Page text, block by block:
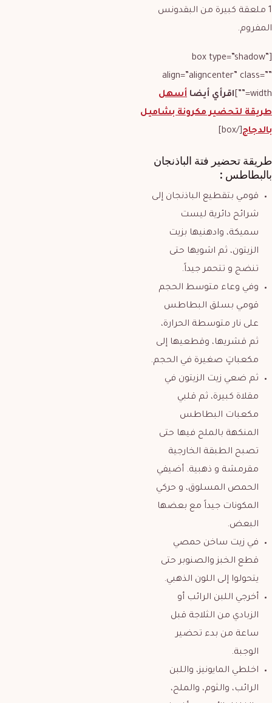
1 ملعقة كبيرة من البقدونس
المفروم.
[box type=”shadow”
align=”aligncenter” class=””
width=””]
اقرأي أيضا أسهل
طريقة لتحضير مكرونة بشاميل
بالدجاج[/box]
طريقة تحضير فتة الباذنجان
بالبطاطس :
قومي بتقطيع الباذنجان إلى
شرائح دائرية ليست
سميكة، وادهنيها بزيت
الزيتون، ثم اشويها حتى
تنضج و تتحمر جيداً.
وفي وعاء متوسط الحجم
قومي بسلق البطاطس
على نار متوسطة الحرارة،
ثم قشريها، وقطعيها إلى
مكعباتٍ صغيرة في الحجم.
ثم ضعي زيت الزيتون في
مقلاة كبيرة، ثم قلبي
مكعبات البطاطس
المنكهة بالملح فيها حتى
تصبح الطبقة الخارجية
مقرمشة و ذهبية. أضيفي
الحمص المسلوق، و حركي
المكونات جيداً مع بعضها
البعض.
في زيت ساخن حمصي
قطع الخبز والصنوبر حتى
يتحولوا إلى اللون الذهبي.
أخرجي اللبن الرائب أو
الزبادي من الثلاجة قبل
ساعة من بدء تحضير
الوجبة.
اخلطي المايونيز، واللبن
الرائب، والثوم، والملح،